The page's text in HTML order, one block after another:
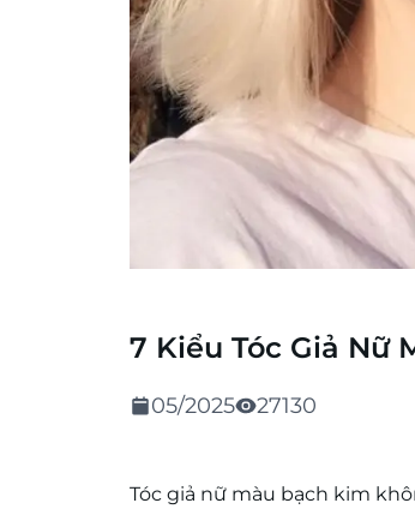
7 Kiểu Tóc Giả Nữ
05/2025 27130
Tóc giả nữ màu bạch kim